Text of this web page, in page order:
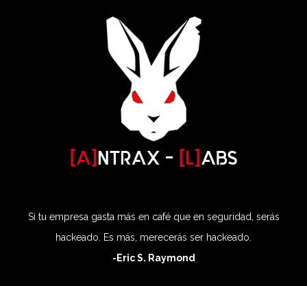
Si tu empresa gasta más en café que en seguridad, serás
hackeado. Es más, merecerás ser hackeado.
-Eric S. Raymond